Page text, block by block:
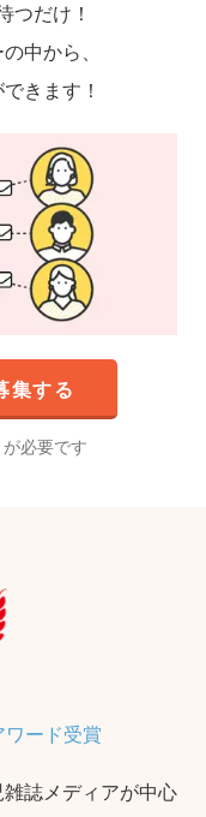
つだけ！
中から、
きます！
集する
必要です
ード受賞
誌メディアが中心